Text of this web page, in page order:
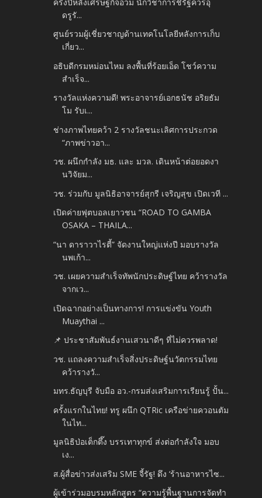
ดรูรั...
ศูนย์รวมผู้เชี่ยวชาญด้านเทคโนโลยีหลังการเก็บ
เกี่ยว...
อธิบดีกรมหม่อนไหม ลงพื้นที่ร้อยเอ็ด โชว์ความ
สำเร็จ...
รางวัลแห่งความดี! พระอาจารย์เอกธนัช อริยธัม
โม รับเ...
ช่างภาพไทยคว้า 2 รางวัลชนะเลิศการประกวด
“ภาพข่าวอา...
วช. ผนึกกำลัง มธ. และ มวล. เดินหน้าต่อยอดงา
นวิจัยม...
วช. ร่วมกับ มูลนิธิอาจารย์สุกรี เจริญสุข เปิดเวที ...
เปิดค่ายฟุตบอลเยาวชน “ROAD TO GAMBA
OSAKA – THAILA...
“นา ดาราวาไรตี้” จัดงานใหญ่แห่งปี มอบรางวัล
นพเก้า...
วช. เผยความสำเร็จทัพนักประดิษฐ์ไทย คว้ารางวัล
จากเว...
เปิดฉากอย่างเป็นทางการ! การแข่งขัน Youth
Muaythai ...
📌 ประชาสัมพันธ์งานเสวนาดีๆ ที่ไม่ควรพลาด!
วช. แถลงความสำเร็จสิ่งประดิษฐ์นวัตกรรมไทย
คว้ารางวั...
มทร.ธัญบุรี จับมือ อว.-กรมส่งเสริมการเรียนรู้ ปั้น...
ครั้งแรกในไทย! ทรู ผนึก QTRic เครือข่ายควอนตัม
ในไท...
มูลนิธิป่อเต็กตึ๊ง บรรเทาทุกข์ ส่งต่อกำลังใจ มอบ
เง...
ส.ผู้สื่อข่าวส่งเสริม SME จี้รัฐ! ดึง ‘ร้านอาหารไซ...
ผู้เข้าร่วมอบรมหลักสูตร “ความรู้พื้นฐานการจัดทำ